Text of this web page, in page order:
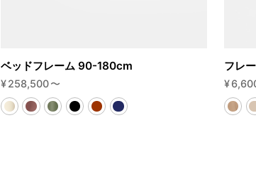
ベッドフレーム 90-180cm
¥258,500〜
フレ
¥